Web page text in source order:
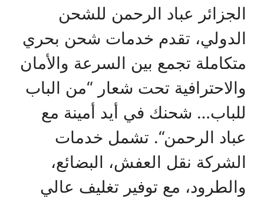
الجزائر عباد الرحمن للشحن
الدولي، تقدم خدمات شحن بحري
متكاملة تجمع بين السرعة والأمان
والاحترافية تحت شعار “من الباب
للباب… شحنك في أيد أمينة مع
عباد الرحمن“. تشمل خدمات
الشركة نقل العفش، البضائع،
والطرود، مع توفير تغليف عالي